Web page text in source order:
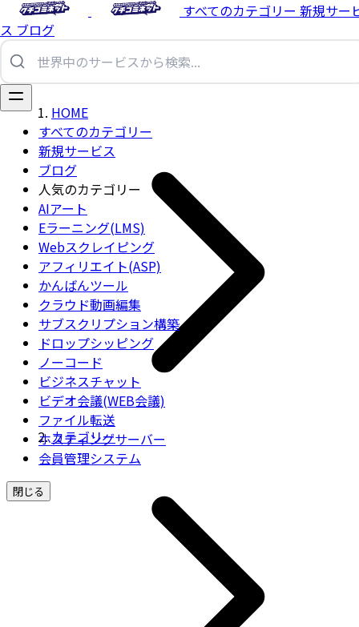
すべてのカテゴリー 新規サー
ス ブログ
すべてのカテゴリー
新規サービス
ブログ
人気のカテゴリー
AIアート
Eラーニング(LMS)
Webスクレイピング
アフィリエイト(ASP)
かんばんツール
クラウド動画編集
サブスクリプション構築
ドロップシッピング
ノーコード
ビジネスチャット
ビデオ会議(WEB会議)
ファイル転送
ホスティングサーバー
会員管理システム
閉じる
HOME
カテゴリー